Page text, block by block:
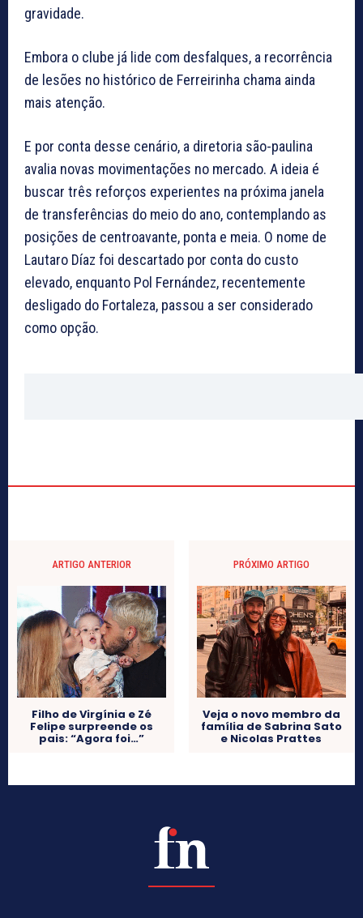
gravidade.
Embora o clube já lide com desfalques, a recorrência
de lesões no histórico de Ferreirinha chama ainda
mais atenção.
E por conta desse cenário, a diretoria são-paulina
avalia novas movimentações no mercado. A ideia é
buscar três reforços experientes na próxima janela
de transferências do meio do ano, contemplando as
posições de centroavante, ponta e meia. O nome de
Lautaro Díaz foi descartado por conta do custo
elevado, enquanto Pol Fernández, recentemente
desligado do Fortaleza, passou a ser considerado
como opção.
ARTIGO ANTERIOR
Filho de Virgínia e Zé
Felipe surpreende os
pais: “Agora foi…”
PRÓXIMO ARTIGO
Veja o novo membro da
família de Sabrina Sato
e Nicolas Prattes